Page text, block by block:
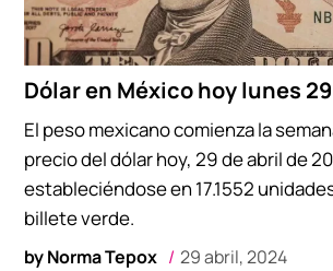
Dólar en México hoy lunes
byNorma Tepox 29 abril, 2024
El peso mexicano comienza la
precio del dólar hoy, 29 de abril de
estableciéndose en 17.1552
billete verde.